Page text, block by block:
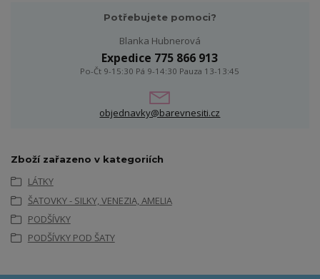
Potřebujete pomoci?
Blanka Hubnerová
Expedice 775 866 913
Po-Čt 9-15:30 Pá 9-14:30 Pauza 13-13:45
objednavky@barevnesiti.cz
Zboží zařazeno v kategoriích
LÁTKY
ŠATOVKY - SILKY, VENEZIA, AMELIA
PODŠÍVKY
PODŠÍVKY POD ŠATY